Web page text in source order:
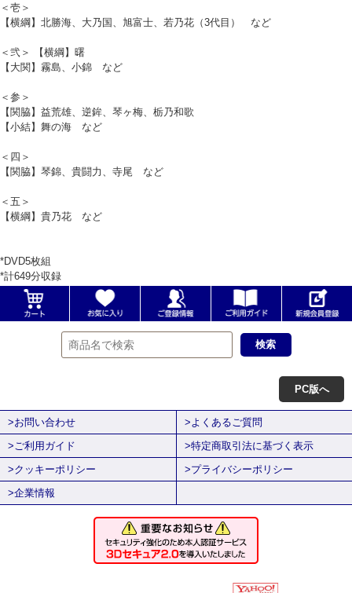
＜壱＞
【横綱】北勝海、大乃国、旭富士、若乃花（3代目） など
＜弐＞ 【横綱】曙
【大関】霧島、小錦 など
＜参＞
【関脇】益荒雄、逆鉾、琴ヶ梅、栃乃和歌
【小結】舞の海 など
＜四＞
【関脇】琴錦、貴闘力、寺尾 など
＜五＞
【横綱】貴乃花 など
*DVD5枚組
*計649分収録
PC版へ
>お問い合わせ
>よくあるご質問
>ご利用ガイド
>特定商取引法に基づく表示
>クッキーポリシー
>プライバシーポリシー
>企業情報